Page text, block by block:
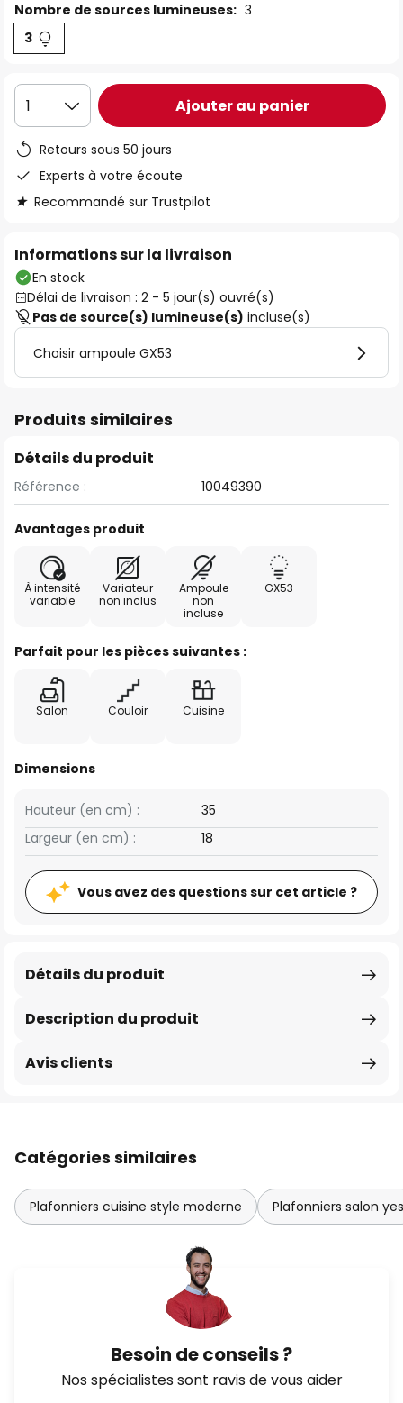
Nombre de sources lumineuses: 3
3
1 Ajouter au panier
Retours sous 50 jours
Experts à votre écoute
Recommandé sur Trustpilot
Informations sur la livraison
En stock
Délai de livraison : 2 - 5 jour(s) ouvré(s)
Pas de source(s) lumineuse(s) incluse(s)
Choisir ampoule GX53
Produits similaires
Détails du produit
Référence : 10049390
Avantages produit
À intensité
variable
Variateur
non inclus
Ampoule
non
incluse
GX53
Parfait pour les pièces suivantes :
Salon Couloir Cuisine
Dimensions
Largeur (en cm) : 18
Hauteur (en cm) : 35
Vous avez des questions sur cet article ?
Description du produit
Détails du produit
Avis clients
Catégories similaires
Plafonniers cuisine style moderne Plafonniers salon yes
Besoin de conseils ?
Nos spécialistes sont ravis de vous aider